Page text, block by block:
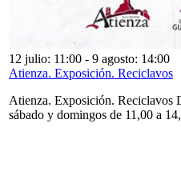
12 julio: 11:00 - 9 agosto: 14:00
Atienza. Exposición. Reciclavos
Atienza. Exposición. Reciclavos
sábado y domingos de 11,00 a